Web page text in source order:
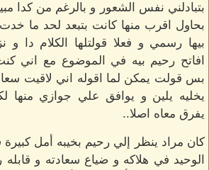
بتبادلني نفس الشعور و بالرغم من كدا
بحاول اقرب منها كانت بتبعد لحد ما
بيها رسمي و فعلا قولتلها الكلام دا
افاتح رحيم بيه في الموضوع مع اني
بس قولت يمكن لما اقوله اني لاقيت
يخليه يلين و يوافق علي جوازي
يفرق معاه اصلا..
كان مراد ينظر إلي رحيم بخيبه أمل
الوحيد في هلاكه و ضياع سعادته و